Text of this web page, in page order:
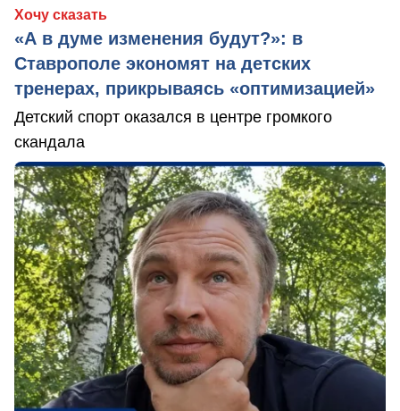
Хочу сказать
«А в думе изменения будут?»: в
Ставрополе экономят на детских
тренерах, прикрываясь «оптимизацией»
Детский спорт оказался в центре громкого
скандала